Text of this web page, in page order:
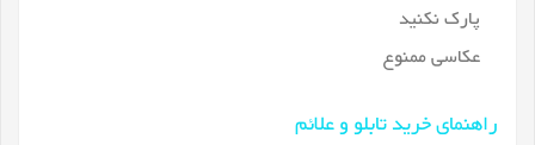
پارک نکنید
عکاسی ممنوع
راهنمای خرید تابلو و علائم